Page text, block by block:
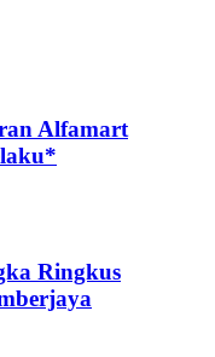
Alfamart
Ringkus